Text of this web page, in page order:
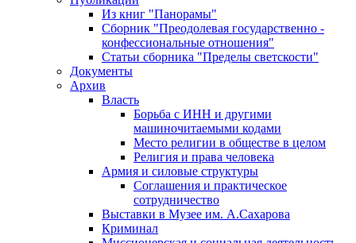
Из книг "Панорамы"
Сборник "Преодолевая государственно -
конфессиональные отношения"
Статьи сборника "Пределы светскости"
Документы
Архив
Власть
Борьба с ИНН и другими
машиночитаемыми кодами
Место религии в обществе в целом
Религия и права человека
Армия и силовые структуры
Соглашения и практическое
сотрудничество
Выставки в Музее им. А.Сахарова
Криминал